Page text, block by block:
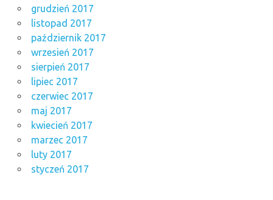
grudzień 2017
listopad 2017
październik 2017
wrzesień 2017
sierpień 2017
lipiec 2017
czerwiec 2017
maj 2017
kwiecień 2017
marzec 2017
luty 2017
styczeń 2017